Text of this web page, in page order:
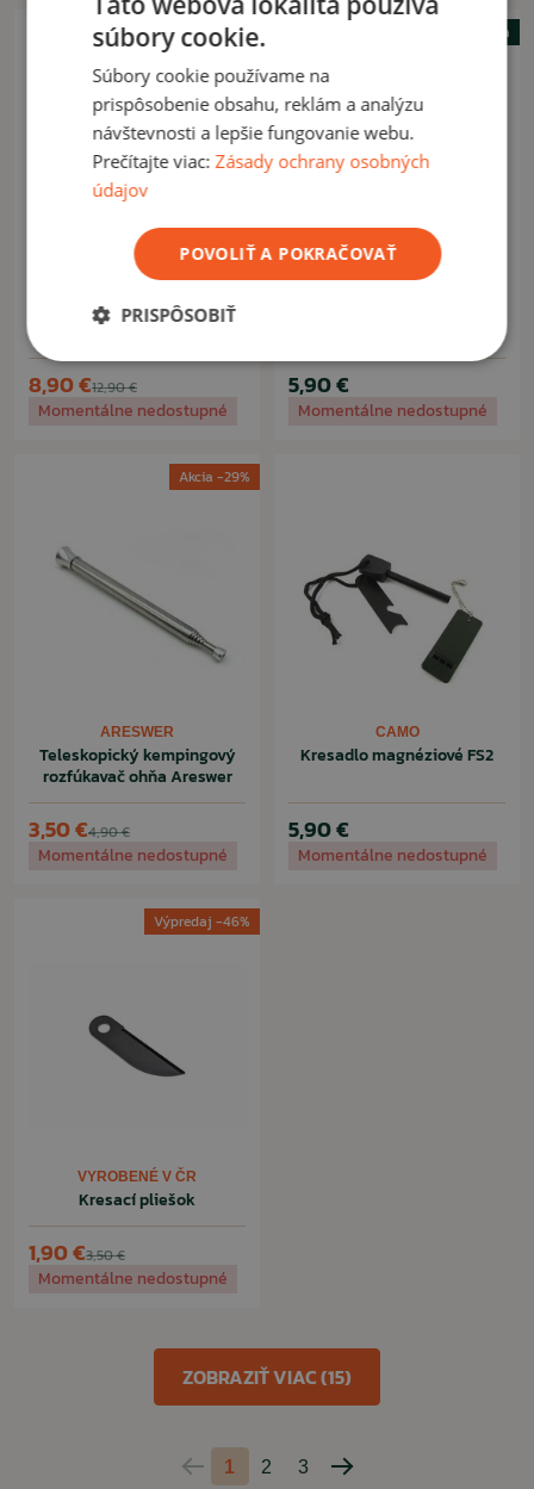
Výpredaj -31%
Kresadlo s rukoväťou M
12,90 €
8,90 €
Momentálne nedostupné
Novinka
5,90 €
Momentálne nedostupné
Akcia -29%
ARESWER
Teleskopický kempingový
rozfúkavač ohňa Areswer
4,90 €
3,50 €
Momentálne nedostupné
CAMO
Kresadlo magnéziové FS2
5,90 €
Momentálne nedostupné
Výpredaj -46%
VYROBENÉ V ČR
Kresací pliešok
3,50 €
1,90 €
Momentálne nedostupné
Predchádzajúca
1 2 3
Nasledujúca
ZOBRAZIŤ VIAC (15)
súbory cookie.
Súbory cookie používame na
prispôsobenie obsahu, reklám a analýzu
návštevnosti a lepšie fungovanie webu.
Prečítajte viac:Zásady ochrany osobných
údajov
POVOLIŤ A POKRAČOVAŤ
PRISPÔSOBIŤ